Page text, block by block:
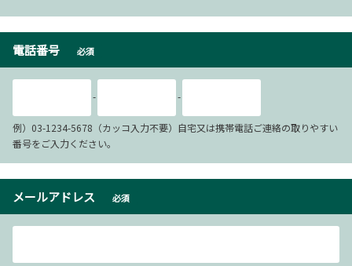
電話番号 必須
- -
例）03-1234-5678（カッコ入力不要）自宅又は携帯電話ご連絡の取りやすい
番号をご入力ください。
メールアドレス 必須